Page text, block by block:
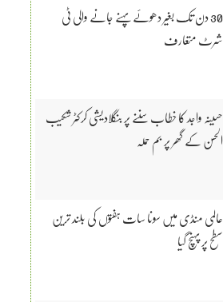
30 دن تک بغیر دھوئے پہنے جانے والی ٹی
شرٹ متعارف
حسینہ واجد کا خطاب سننے پر بنگلادیشی کرکٹر شکیب
الحسن کے گھر پر بم حملہ
عالمی منڈی میں سونا سات ہفتوں کی بلند ترین
سطح پر پہنچ گیا